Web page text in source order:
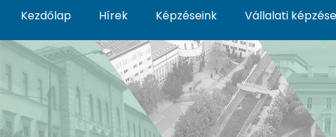
Kezdőlap Hírek Képzéseink Vállalati
Képzéseink - MATE